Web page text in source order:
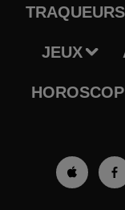
JEUX